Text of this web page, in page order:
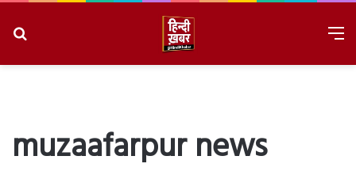
muzaafarpur news